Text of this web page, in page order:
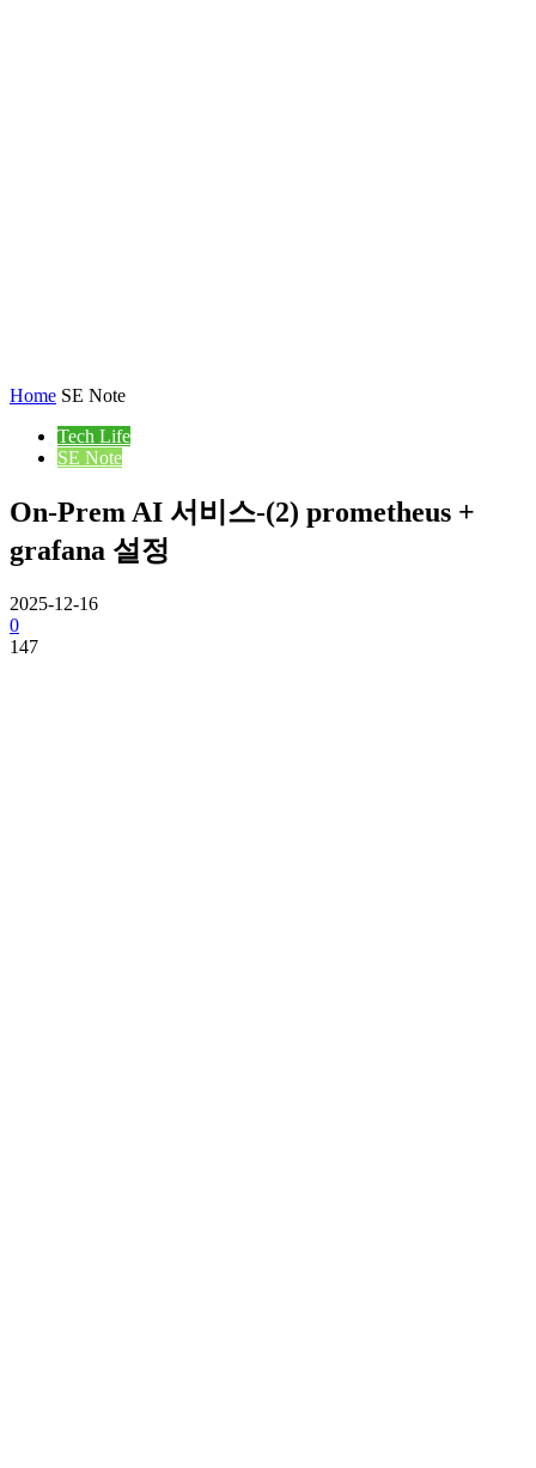
Home SE Note
Tech Life
SE Note
On-Prem AI 서비스-(2) prometheus +
grafana 설정
2025-12-16
0
147